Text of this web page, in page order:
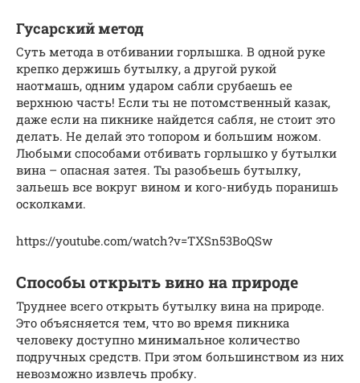
Гусарский метод
Суть метода в отбивании горлышка. В одной руке
крепко держишь бутылку, а другой рукой
наотмашь, одним ударом сабли срубаешь ее
верхнюю часть! Если ты не потомственный казак,
даже если на пикнике найдется сабля, не стоит это
делать. Не делай это топором и большим ножом.
Любыми способами отбивать горлышко у бутылки
вина – опасная затея. Ты разобьешь бутылку,
зальешь все вокруг вином и кого-нибудь поранишь
осколками.
https://youtube.com/watch?v=TXSn53BoQSw
Способы открыть вино на природе
Труднее всего открыть бутылку вина на природе.
Это объясняется тем, что во время пикника
человеку доступно минимальное количество
подручных средств. При этом большинством из них
невозможно извлечь пробку.